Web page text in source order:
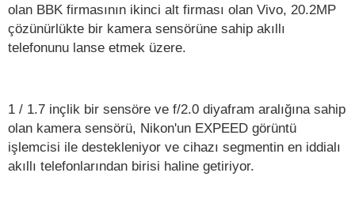
olan BBK firmasının ikinci alt firması olan Vivo, 20.2MP
çözünürlükte bir kamera sensörüne sahip akıllı
telefonunu lanse etmek üzere.
1 / 1.7 inçlik bir sensöre ve f/2.0 diyafram aralığına sahip
olan kamera sensörü, Nikon'un EXPEED görüntü
işlemcisi ile destekleniyor ve cihazı segmentin en iddialı
akıllı telefonlarından birisi haline getiriyor.